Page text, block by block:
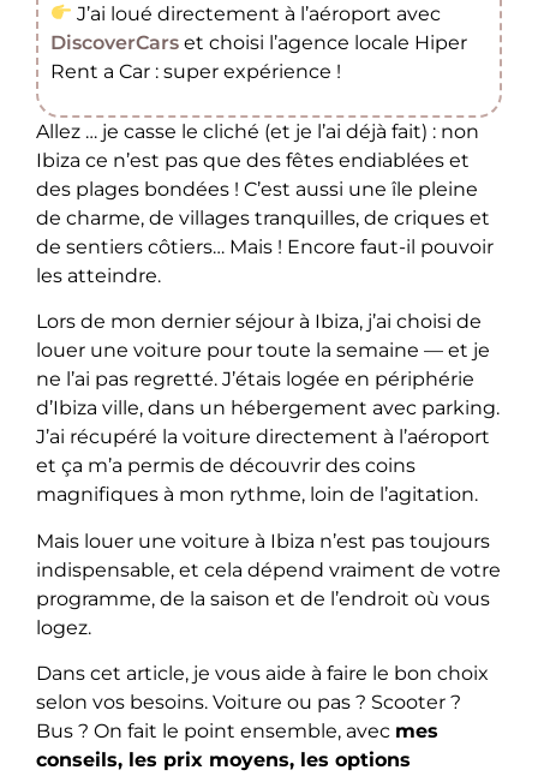
J’ai loué directement à l’aéroport avec
DiscoverCars et choisi l’agence locale Hiper
Rent a Car : super expérience !
Allez … je casse le cliché (et je l’ai déjà fait) : non
Ibiza ce n’est pas que des fêtes endiablées et
des plages bondées ! C’est aussi une île pleine
de charme, de villages tranquilles, de criques et
de sentiers côtiers… Mais ! Encore faut-il pouvoir
les atteindre.
Lors de mon dernier séjour à Ibiza, j’ai choisi de
louer une voiture pour toute la semaine — et je
ne l’ai pas regretté. J’étais logée en périphérie
d’Ibiza ville, dans un hébergement avec parking.
J’ai récupéré la voiture directement à l’aéroport
et ça m’a permis de découvrir des coins
magnifiques à mon rythme, loin de l’agitation.
Mais louer une voiture à Ibiza n’est pas toujours
indispensable, et cela dépend vraiment de votre
programme, de la saison et de l’endroit où vous
logez.
Dans cet article, je vous aide à faire le bon choix
selon vos besoins. Voiture ou pas ? Scooter ?
Bus ? On fait le point ensemble, avec mes
conseils, les prix moyens, les options